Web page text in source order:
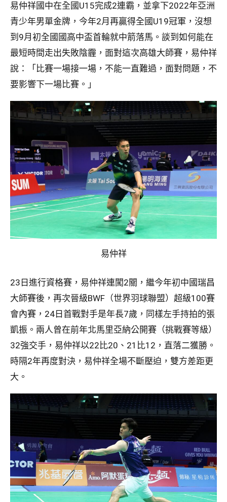
易仲祥國中在全國U15完成2連霸，並拿下2022年亞洲
青少年男單金牌，今年2月再贏得全國U19冠軍，沒想
到9月初全國國高中盃首輪就中箭落馬。談到如何能在
最短時間走出失敗陰霾，面對這次高雄大師賽，易仲祥
說：「比賽一場接一場，不能一直難過，面對問題，不
要影響下一場比賽。」
易仲祥
23日進行資格賽，易仲祥連闖2關，繼今年初中國瑞昌
大師賽後，再次晉級BWF（世界羽球聯盟）超級100賽
會內賽，24日首戰對手是年長7歲，同樣左手持拍的張
凱振。兩人曾在前年北馬里亞納公開賽（挑戰賽等級）
32強交手，易仲祥以22比20、21比12，直落二獲勝。
時隔2年再度對決，易仲祥全場不斷壓迫，雙方差距更
大。